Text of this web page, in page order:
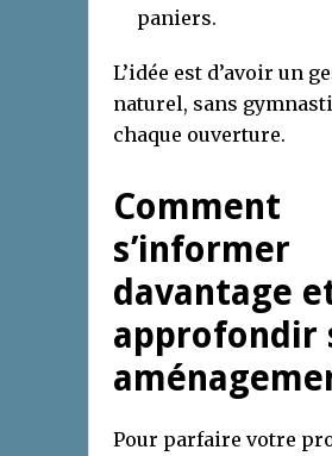
paniers.
L’idée est d’avoir un
naturel, sans
chaque ouverture.
Comment
s’informer
davantage
approfondir
Pour parfaire votre